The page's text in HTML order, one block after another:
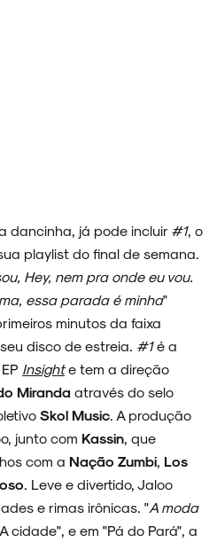
dancinha, já pode incluir #1, o
sua playlist do final de semana.
Hey, nem pra onde eu vou.
essa parada é minha"
minutos da faixa
disco de estreia. #1é a
Insighte tem a direção
Miranda através do selo
Skol Music . A produção
junto com Kassin , que
com a Nação Zumbi Los
. Leve e divertido, Jaloo
e rimas irônicas. "A moda
cidade", e em "Pá do Pará", a